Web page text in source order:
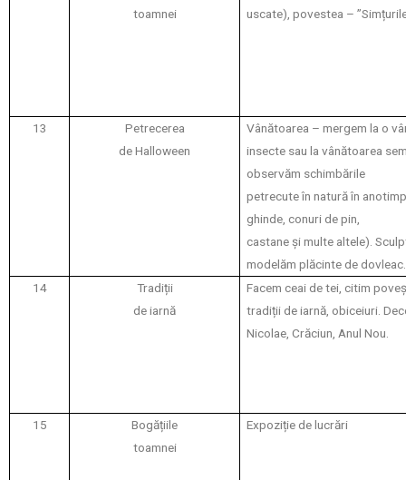
toamnei
uscate), povestea –
13
Petrecerea
de Halloween
Vânătoarea – mergem la o
insecte sau la vânătoarea
observăm schimbările
petrecute în natură în
ghinde, conuri de pin,
castane și multe altele).
modelăm plăcinte de dovleac.
14
Tradiții
de iarnă
Facem ceai de tei, citim
tradiții de iarnă, obiceiuri.
Nicolae, Crăciun, Anul Nou.
15
Bogățiile
toamnei
Expoziție de lucrări